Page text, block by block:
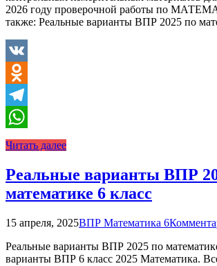
2026 году проверочной работы по
также: Реальные варианты ВПР 2025 по
VK
Odnoklassniki
Telegram
WhatsApp
Читать далее
Реальные варианты ВПР
математике 6 класс
15 апреля, 2025ВПР Математика 6
Реальные варианты ВПР 2025 по
варианты ВПР 6 класс 2025 Математика.